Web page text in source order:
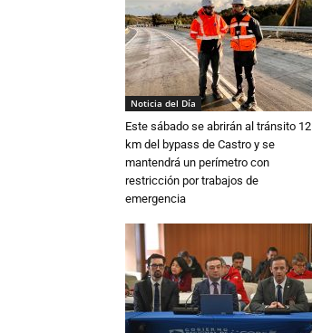
Noticia del Día
Este sábado se abrirán al tránsito 12
km del bypass de Castro y se
mantendrá un perímetro con
restricción por trabajos de
emergencia